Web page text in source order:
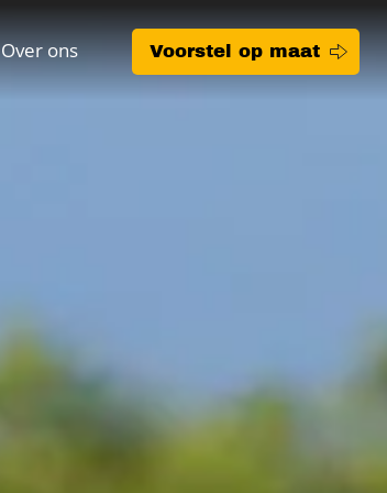
Over ons Voorstel op maat